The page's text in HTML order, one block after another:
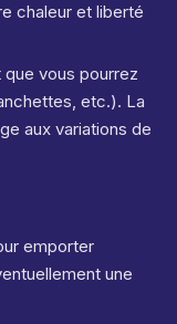
chaleur et liberté
vous pourrez
etc.). La
aux variations de
emporter
une